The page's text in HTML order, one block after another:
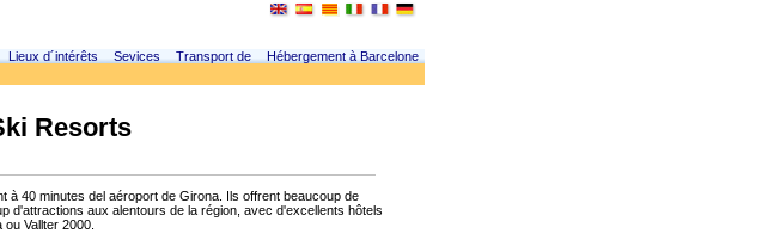
Lieux d´intérêts Sevices Transport de
Hébergement à Barcelone
Resorts
à 40 minutes del aéroport de Girona. Ils offrent beaucoup de
d'attractions aux alentours de la région, avec d'excellents hôtels
ou Vallter 2000.